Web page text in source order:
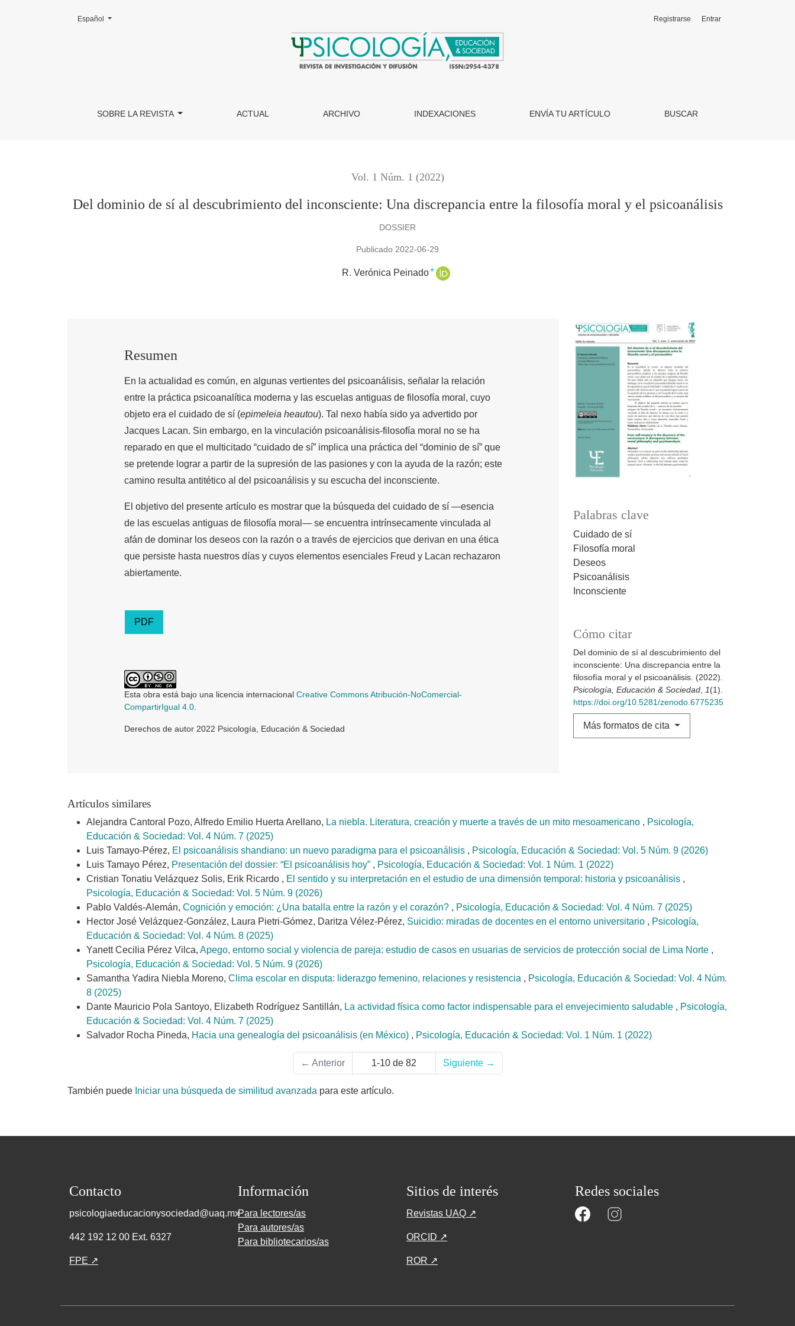
Del dominio de sí al descubrimiento del inconsciente: Una discrepancia entre la filosofía moral y el psicoanálisis
SOBRE LA REVISTA ACTUAL ARCHIVO INDEXACIONES ENVÍA TU ARTÍCULO BUSCAR
Registrarse Entrar
Cambiar el idioma. El actual es:
Español
Vol. 1 Núm. 1 (2022)
Del dominio de sí al descubrimiento del inconsciente: Una discrepancia entre la filosofía moral y el psicoanálisis
DOSSIER
Publicado 2022-06-29
R. Verónica Peinado+
Palabras clave
Cuidado de sí
Filosofía moral
Deseos
Psicoanálisis
Inconsciente
Cómo citar
Del dominio de sí al descubrimiento del
inconsciente: Una discrepancia entre la
filosofía moral y el psicoanálisis. (2022).
Psicología, Educación & Sociedad, 1(1).
https://doi.org/10.5281/zenodo.6775235
Más formatos de cita
Resumen
En la actualidad es común, en algunas vertientes del psicoanálisis, señalar la relación
entre la práctica psicoanalítica moderna y las escuelas antiguas de filosofía moral, cuyo
objeto era el cuidado de sí (epimeleia heautou). Tal nexo había sido ya advertido por
Jacques Lacan. Sin embargo, en la vinculación psicoanálisis-filosofía moral no se ha
reparado en que el multicitado “cuidado de sí” implica una práctica del “dominio de sí” que
se pretende lograr a partir de la supresión de las pasiones y con la ayuda de la razón; este
camino resulta antitético al del psicoanálisis y su escucha del inconsciente.
El objetivo del presente artículo es mostrar que la búsqueda del cuidado de sí —esencia
de las escuelas antiguas de filosofía moral— se encuentra intrínsecamente vinculada al
afán de dominar los deseos con la razón o a través de ejercicios que derivan en una ética
que persiste hasta nuestros días y cuyos elementos esenciales Freud y Lacan rechazaron
abiertamente.
PDF
Esta obra está bajo una licencia internacional Creative Commons Atribución-NoComercial-
CompartirIgual 4.0
Derechos de autor 2022 Psicología, Educación & Sociedad
Artículos similares
Alejandra Cantoral Pozo, Alfredo Emilio Huerta Arellano, La niebla. Literatura, creación y muerte a través de un mito mesoamericano , Psicología,
Educación & Sociedad: Vol. 4 Núm. 7 (2025)
Luis Tamayo-Pérez, El psicoanálisis shandiano: un nuevo paradigma para el psicoanálisis , Psicología, Educación & Sociedad: Vol. 5 Núm. 9 (2026)
Luis Tamayo Pérez, Presentación del dossier: “El psicoanálisis hoy” , Psicología, Educación & Sociedad: Vol. 1 Núm. 1 (2022)
Cristian Tonatiu Velázquez Solis, Erik Ricardo , El sentido y su interpretación en el estudio de una dimensión temporal: historia y psicoanálisis ,
Psicología, Educación & Sociedad: Vol. 5 Núm. 9 (2026)
Pablo Valdés-Alemán, Cognición y emoción: ¿Una batalla entre la razón y el corazón? , Psicología, Educación & Sociedad: Vol. 4 Núm. 7 (2025)
Hector José Velázquez-González, Laura Pietri-Gómez, Daritza Vélez-Pérez, Suicidio: miradas de docentes en el entorno universitario , Psicología,
Educación & Sociedad: Vol. 4 Núm. 8 (2025)
Yanett Cecilia Pérez Vilca, Apego, entorno social y violencia de pareja: estudio de casos en usuarias de servicios de protección social de Lima Norte ,
Psicología, Educación & Sociedad: Vol. 5 Núm. 9 (2026)
Samantha Yadira Niebla Moreno, Clima escolar en disputa: liderazgo femenino, relaciones y resistencia , Psicología, Educación & Sociedad: Vol. 4 Núm.
8 (2025)
Dante Mauricio Pola Santoyo, Elizabeth Rodríguez Santillán, La actividad física como factor indispensable para el envejecimiento saludable , Psicología,
Educación & Sociedad: Vol. 4 Núm. 7 (2025)
Salvador Rocha Pineda, Hacia una genealogía del psicoanálisis (en México) , Psicología, Educación & Sociedad: Vol. 1 Núm. 1 (2022)
← Anterior 1-10 de 82 Siguiente →
También puede Iniciar una búsqueda de similitud avanzada para este artículo.
Contacto
psicologiaeducacionysociedad@uaq.mx
442 192 12 00 Ext. 6327
FPE ↗
Información
Para lectores/as
Para autores/as
Para bibliotecarios/as
Sitios de interés
Revistas UAQ ↗
ORCID ↗
ROR ↗
Redes sociales